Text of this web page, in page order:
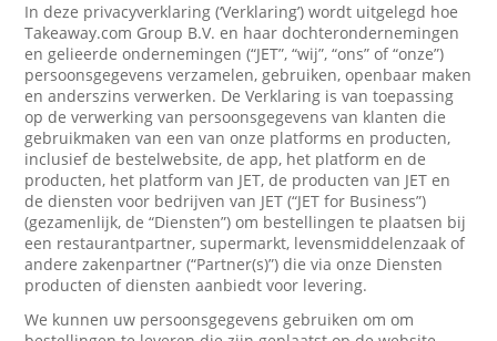
In deze privacyverklaring (‘Verklaring’) wordt uitgelegd hoe
Takeaway.com Group B.V. en haar dochterondernemingen
en gelieerde ondernemingen (“JET”, “wij”, “ons” of “onze”)
persoonsgegevens verzamelen, gebruiken, openbaar maken
en anderszins verwerken. De Verklaring is van toepassing
op de verwerking van persoonsgegevens van klanten die
gebruikmaken van een van onze platforms en producten,
inclusief de bestelwebsite, de app, het platform en de
producten, het platform van JET, de producten van JET en
de diensten voor bedrijven van JET (“JET for Business”)
(gezamenlijk, de “Diensten”) om bestellingen te plaatsen bij
een restaurantpartner, supermarkt, levensmiddelenzaak of
andere zakenpartner (“Partner(s)”) die via onze Diensten
producten of diensten aanbiedt voor levering.
We kunnen uw persoonsgegevens gebruiken om om